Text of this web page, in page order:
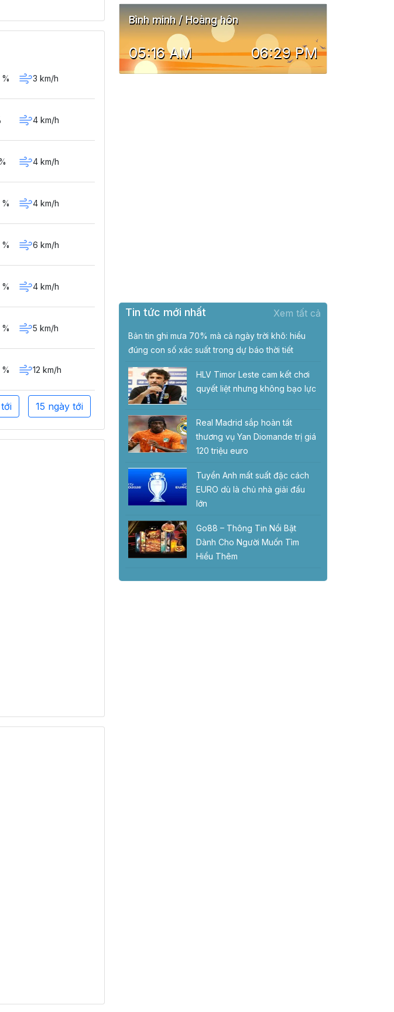
% 3 km/h
4 km/h
4 km/h
% 4 km/h
% 6 km/h
% 4 km/h
% 5 km/h
% 12 km/h
15 ngày tới
Bình minh / Hoàng hôn
05:16 AM 06:29 PM
Tin tức mới nhất Xem tất cả
Bản tin ghi mưa 70% mà cả ngày trời khô: hiểu
đúng con số xác suất trong dự báo thời tiết
HLV Timor Leste cam kết chơi
quyết liệt nhưng không bạo lực
Real Madrid sắp hoàn tất
thương vụ Yan Diomande trị giá
120 triệu euro
Tuyển Anh mất suất đặc cách
EURO dù là chủ nhà giải đấu
lớn
Go88 – Thông Tin Nổi Bật
Dành Cho Người Muốn Tìm
Hiểu Thêm